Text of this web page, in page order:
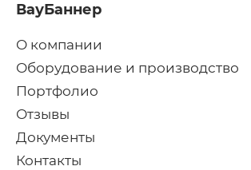
ВауБаннер
О компании
Оборудование и производство
Портфолио
Отзывы
Документы
Контакты